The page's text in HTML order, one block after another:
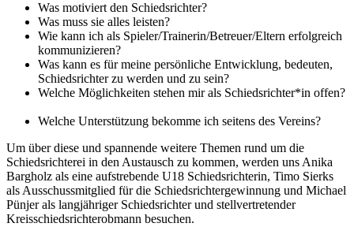
Was motiviert den Schiedsrichter?
Was muss sie alles leisten?
Wie kann ich als Spieler/Trainerin/Betreuer/Eltern erfolgreich
kommunizieren?
Was kann es für meine persönliche Entwicklung, bedeuten,
Schiedsrichter zu werden und zu sein?
Welche Möglichkeiten stehen mir als Schiedsrichter*in offen?
Welche Unterstützung bekomme ich seitens des Vereins?
Um über diese und spannende weitere Themen rund um die
Schiedsrichterei in den Austausch zu kommen, werden uns Anika
Bargholz als eine aufstrebende U18 Schiedsrichterin, Timo Sierks
als Ausschussmitglied für die Schiedsrichtergewinnung und Michael
Pünjer als langjähriger Schiedsrichter und stellvertretender
Kreisschiedsrichterobmann besuchen.